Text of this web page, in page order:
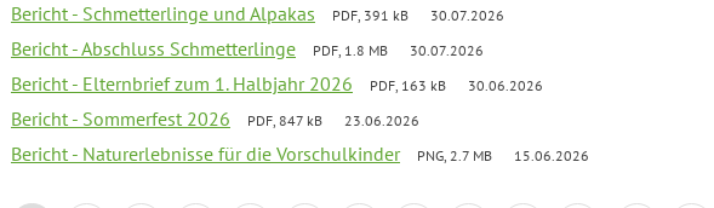
Bericht - Schmetterlinge und Alpakas PDF, 391 kB 30.07.2026
Bericht - Abschluss Schmetterlinge PDF, 1.8 MB 30.07.2026
Bericht - Elternbrief zum 1. Halbjahr 2026 PDF, 163 kB 30.06.2026
Bericht - Sommerfest 2026 PDF, 847 kB 23.06.2026
Bericht - Naturerlebnisse für die Vorschulkinder PNG, 2.7 MB 15.06.2026